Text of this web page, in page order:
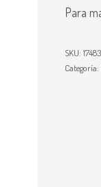
Para
SKU: 17483
Categoría: